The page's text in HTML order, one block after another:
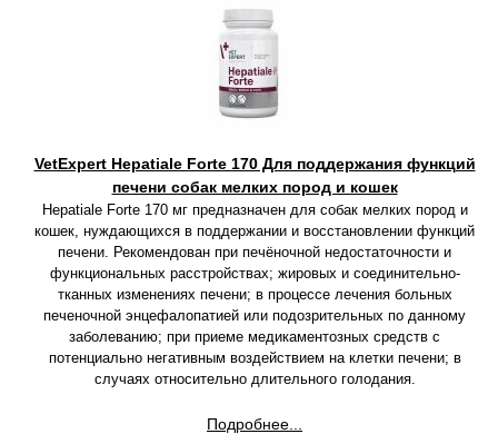
VetExpert Hepatiale Forte 170 Для поддержания функций
печени собак мелких пород и кошек
Hepatiale Forte 170 мг предназначен для собак мелких пород и
кошек, нуждающихся в поддержании и восстановлении функций
печени. Рекомендован при печёночной недостаточности и
функциональных расстройствах; жировых и соединительно-
тканных изменениях печени; в процессе лечения больных
печеночной энцефалопатией или подозрительных по данному
заболеванию; при приеме медикаментозных средств с
потенциально негативным воздействием на клетки печени; в
случаях относительно длительного голодания.
Подробнее...